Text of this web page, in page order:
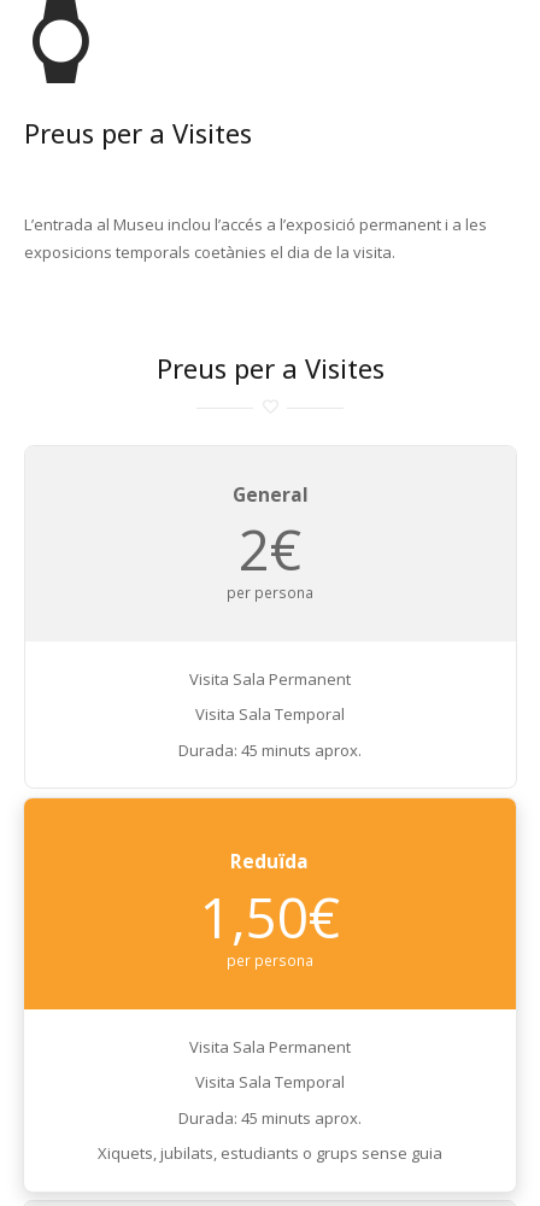
Preus per a Visites
L’entrada al Museu inclou l’accés a l’exposició permanent i a les
exposicions temporals coetànies el dia de la visita.
Preus per a Visites
General
2€
per persona
Visita Sala Permanent
Visita Sala Temporal
Durada: 45 minuts aprox.
Reduïda
1,50€
per persona
Visita Sala Permanent
Visita Sala Temporal
Durada: 45 minuts aprox.
Xiquets, jubilats, estudiants o grups sense guia